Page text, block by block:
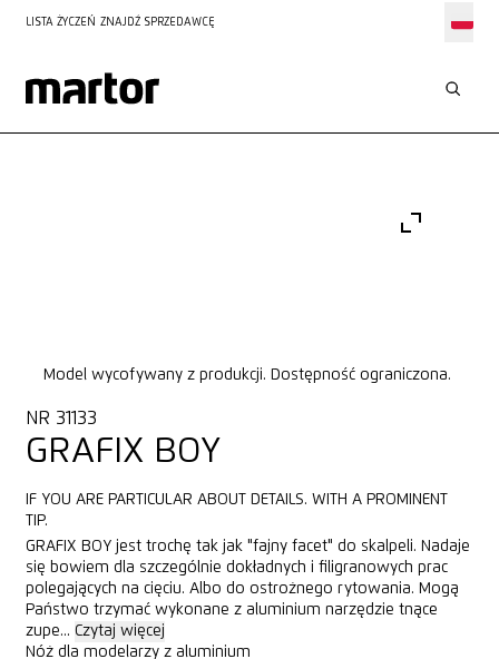
LISTA ŻYCZEŃ ZNAJDŹ SPRZEDAWCĘ
Model wycofywany z produkcji. Dostępność ograniczona.
NR 31133
GRAFIX BOY
IF YOU ARE PARTICULAR ABOUT DETAILS. WITH A PROMINENT
TIP.
GRAFIX BOY jest trochę tak jak "fajny facet" do skalpeli. Nadaje
się bowiem dla szczególnie dokładnych i filigranowych prac
polegających na cięciu. Albo do ostrożnego rytowania. Mogą
Państwo trzymać wykonane z aluminium narzędzie tnące
zupe... Czytaj więcej
Nóż dla modelarzy z aluminium